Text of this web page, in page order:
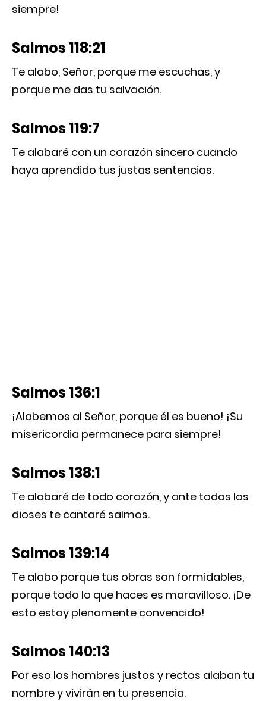
siempre!
Salmos 118:21
Te alabo, Señor, porque me escuchas, y
porque me das tu salvación.
Salmos 119:7
Te alabaré con un corazón sincero cuando
haya aprendido tus justas sentencias.
Salmos 136:1
¡Alabemos al Señor, porque él es bueno! ¡Su
misericordia permanece para siempre!
Salmos 138:1
Te alabaré de todo corazón, y ante todos los
dioses te cantaré salmos.
Salmos 139:14
Te alabo porque tus obras son formidables,
porque todo lo que haces es maravilloso. ¡De
esto estoy plenamente convencido!
Salmos 140:13
Por eso los hombres justos y rectos alaban tu
nombre y vivirán en tu presencia.